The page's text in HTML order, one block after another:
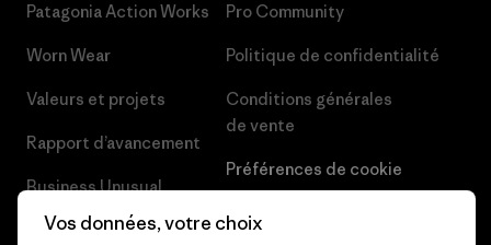
Patagonia Action Works
Worn Wear
Valeurs et projets
Rapport d’avancement
Business Unusual
Objectifs climatiques
Pro Community
Politique de confidentialité
Conditions générales
de vente
Préférences de cookie
Carrières
Vos données, votre choix